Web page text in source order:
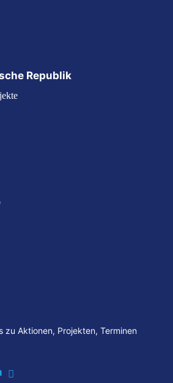
Republik
zu Aktionen, Projekten, Terminen